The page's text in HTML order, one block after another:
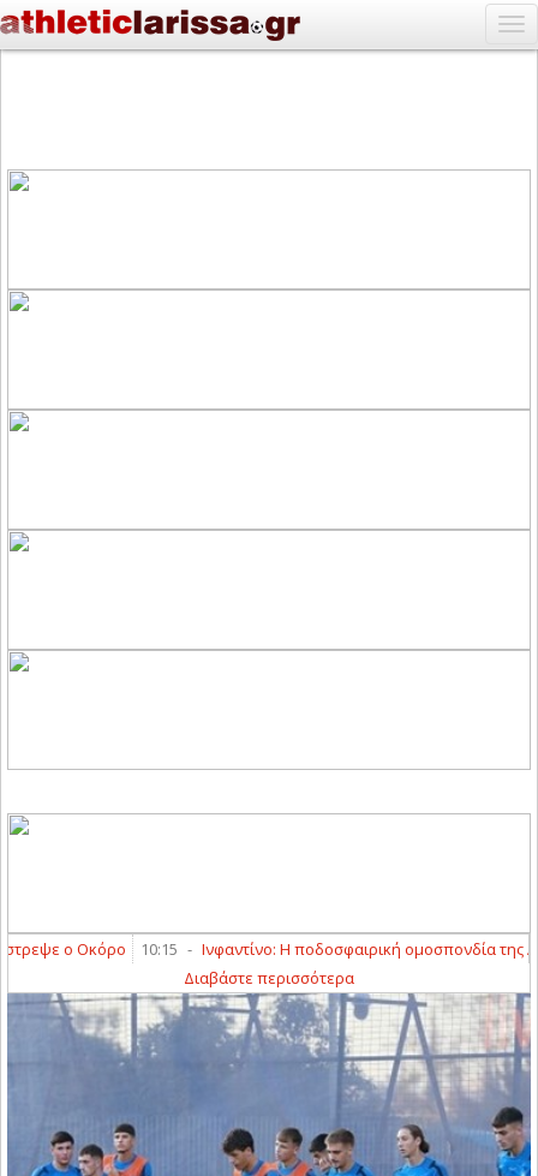
ο Οκόρο 10:15 -
Ινφαντίνο: Η ποδοσφαιρική ομοσπονδία της
Διαβάστε περισσότερα